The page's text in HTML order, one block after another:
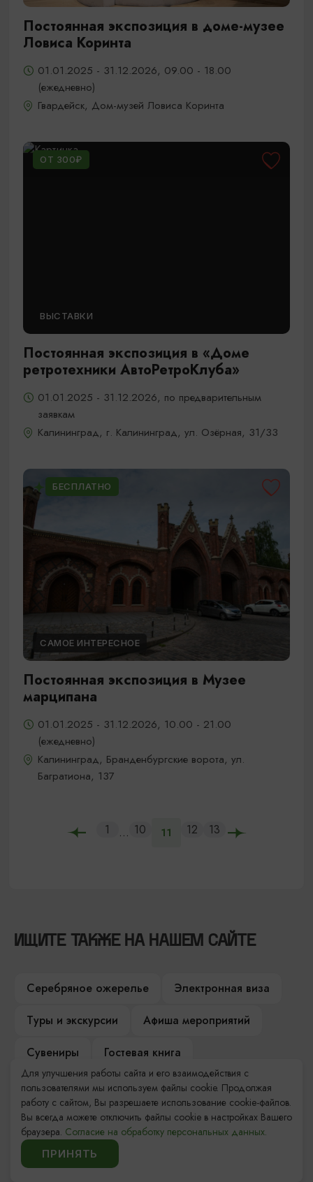
Постоянная экспозиция в доме-музее
Ловиса Коринта
01.01.2025 - 31.12.2026, 09.00 - 18.00
(ежедневно)
Гвардейск, Дом-музей Ловиса Коринта
ОТ 300₽
ВЫСТАВКИ
Постоянная экспозиция в «Доме
ретротехники АвтоРетроКлуба»
01.01.2025 - 31.12.2026, по предварительным
заявкам
Калининград, г. Калининград, ул. Озёрная, 31/33
БЕСПЛАТНО
САМОЕ ИНТЕРЕСНОЕ
Постоянная экспозиция в Музее
марципана
01.01.2025 - 31.12.2026, 10.00 - 21.00
(ежедневно)
Калининград, Бранденбургские ворота, ул.
Багратиона, 137
1 ... 10 11 12 13
ИЩИТЕ ТАКЖЕ НА НАШЕМ САЙТЕ
Серебряное ожерелье
Электронная виза
Туры и экскурсии
Афиша мероприятий
Сувениры
Гостевая книга
Гиды и экскурсоводы
Достопримечательности
Карты и маршруты
Рестораны
Гостиницы
Для улучшения работы сайта и его взаимодействия с
пользователями мы используем файлы cookie. Продолжая
работу с сайтом, Вы разрешаете использование cookie-файлов.
Вы всегда можете отключить файлы cookie в настройках Вашего
браузера. Согласие на обработку персональных данных.
ПРИНЯТЬ